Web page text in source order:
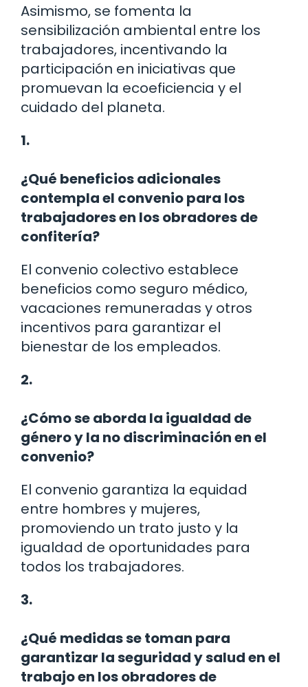
Asimismo, se fomenta la
sensibilización ambiental entre los
trabajadores, incentivando la
participación en iniciativas que
promuevan la ecoeficiencia y el
cuidado del planeta.
1.
¿Qué beneficios adicionales
contempla el convenio para los
trabajadores en los obradores de
confitería?
El convenio colectivo establece
beneficios como seguro médico,
vacaciones remuneradas y otros
incentivos para garantizar el
bienestar de los empleados.
2.
¿Cómo se aborda la igualdad de
género y la no discriminación en el
convenio?
El convenio garantiza la equidad
entre hombres y mujeres,
promoviendo un trato justo y la
igualdad de oportunidades para
todos los trabajadores.
3.
¿Qué medidas se toman para
garantizar la seguridad y salud en el
trabajo en los obradores de